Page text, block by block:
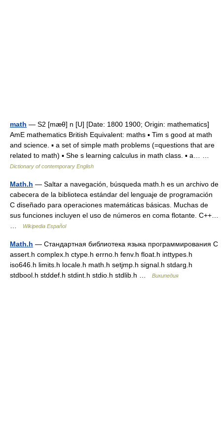
math — S2 [mæθ] n [U] [Date: 1800 1900; Origin: mathematics]
AmE mathematics British Equivalent: maths ▪ Tim s good at math
and science. ▪ a set of simple math problems (=questions that are
related to math) ▪ She s learning calculus in math class. ▪ a… …
Dictionary of contemporary English
Math.h — Saltar a navegación, búsqueda math.h es un archivo de
cabecera de la biblioteca estándar del lenguaje de programación
C diseñado para operaciones matemáticas básicas. Muchas de
sus funciones incluyen el uso de números en coma flotante. C++…
Wikipedia Español
Math.h — Стандартная библиотека языка программирования С
assert.h complex.h ctype.h errno.h fenv.h float.h inttypes.h
iso646.h limits.h locale.h math.h setjmp.h signal.h stdarg.h
stdbool.h stddef.h stdint.h stdio.h stdlib.h …
Википедия